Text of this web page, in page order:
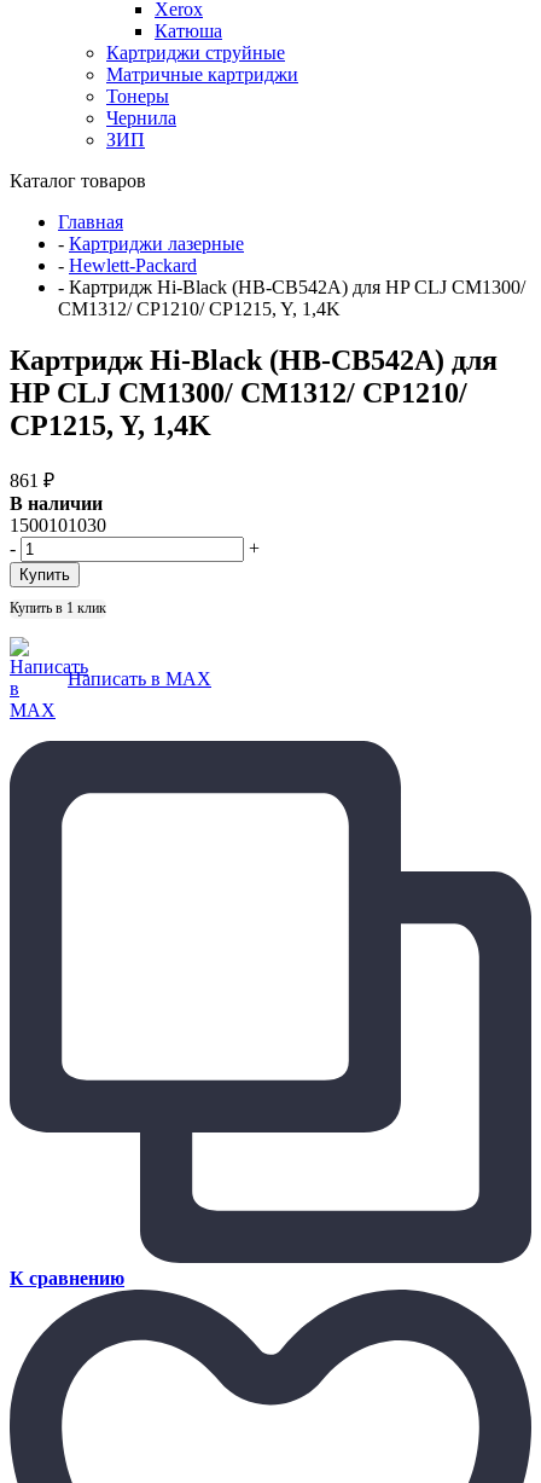
Xerox
Катюша
Картриджи струйные
Матричные картриджи
Тонеры
Чернила
ЗИП
Каталог товаров
Главная
- Картриджи лазерные
- Hewlett-Packard
- Картридж Hi-Black (HB-CB542A) для HP CLJ CM1300/
CM1312/ CP1210/ CP1215, Y, 1,4K
Картридж Hi-Black (HB-CB542A) для
HP CLJ CM1300/ CM1312/ CP1210/
CP1215, Y, 1,4K
861 ₽
В наличии
1500101030
-
+
Купить в 1 клик
Написать в MAX
К сравнению